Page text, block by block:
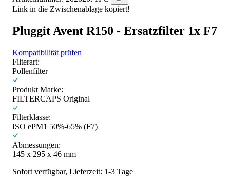
Link in die Zwischenablage kopiert!
Pluggit Avent R150 - Ersatzfilter 1x F7
Kompatibilität prüfen
Filterart:
Pollenfilter
Produkt Marke:
FILTERCAPS Original
Filterklasse:
ISO ePM1 50%-65% (F7)
Abmessungen:
145 x 295 x 46 mm
Sofort verfügbar, Lieferzeit: 1-3 Tage